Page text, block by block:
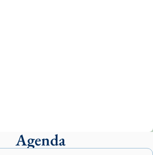
27 de juliol la missa de Les
Agenda